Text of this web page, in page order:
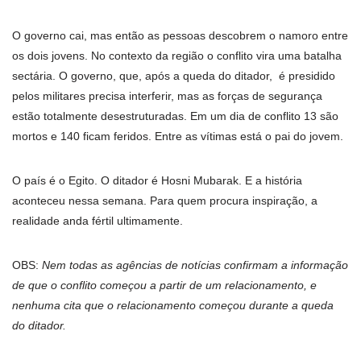
O governo cai, mas então as pessoas descobrem o namoro entre
os dois jovens. No contexto da região o conflito vira uma batalha
sectária. O governo, que, após a queda do ditador, é presidido
pelos militares precisa interferir, mas as forças de segurança
estão totalmente desestruturadas. Em um dia de conflito 13 são
mortos e 140 ficam feridos. Entre as vítimas está o pai do jovem.
O país é o Egito. O ditador é Hosni Mubarak. E a história
aconteceu nessa semana. Para quem procura inspiração, a
realidade anda fértil ultimamente.
OBS: Nem todas as agências de notícias confirmam a informação
de que o conflito começou a partir de um relacionamento, e
nenhuma cita que o relacionamento começou durante a queda
do ditador.